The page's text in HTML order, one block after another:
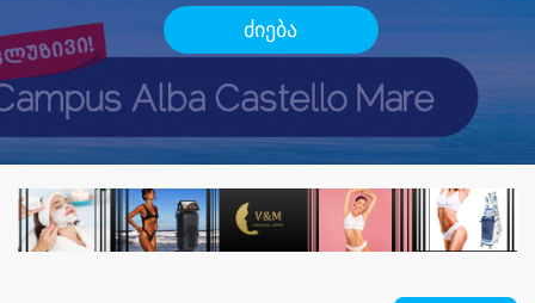
ძიება